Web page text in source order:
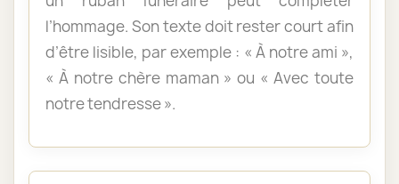
l’hommage. Son texte doit rester court afin
d’être lisible, par exemple : « À notre ami »,
« À notre chère maman » ou « Avec toute
notre tendresse ».